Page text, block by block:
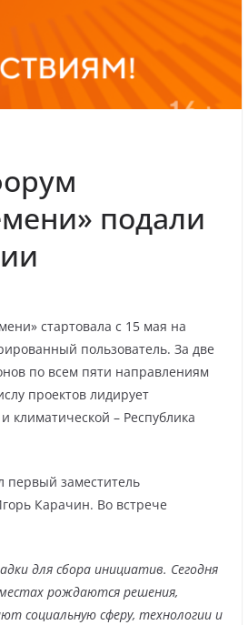
подали
стартовала с 15 мая на
пользователь. За две
по всем пяти направлениям
проектов лидирует
климатической – Республика
первый заместитель
Карачин. Во встрече
для сбора инициатив. Сегодня
рождаются решения,
социальную сферу, технологии и